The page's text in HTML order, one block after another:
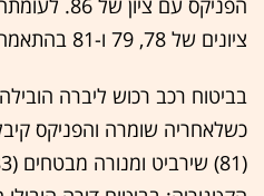
הפניקס עם
ציונים של 78, 79 ו-81 בהתאמה.